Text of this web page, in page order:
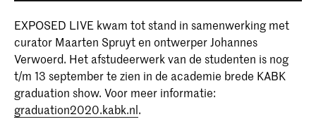
EXPOSED LIVE kwam tot stand in samenwerking met
curator Maarten Spruyt en ontwerper Johannes
Verwoerd. Het afstudeerwerk van de studenten is nog
t/m 13 september te zien in de academie brede KABK
graduation show. Voor meer informatie:
graduation2020.kabk.nl.